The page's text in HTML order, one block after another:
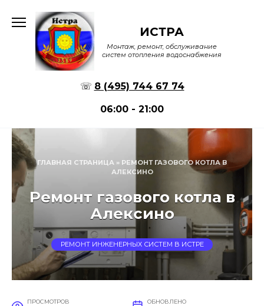
содержанию
ИСТРА
Монтаж, ремонт, обслуживание
систем отопления водоснабжения
☏ 8 (495) 744 67 74
06:00 - 21:00
ГЛАВНАЯ СТРАНИЦА » РЕМОНТ ГАЗОВОГО КОТЛА В
АЛЕКСИНО
Ремонт газового котла в
Алексино
РЕМОНТ ИНЖЕНЕРНЫХ СИСТЕМ В ИСТРЕ
ПРОСМОТРОВ ОБНОВЛЕНО